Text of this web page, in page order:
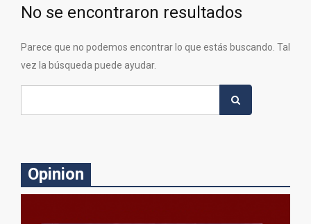
No se encontraron resultados
Parece que no podemos encontrar lo que estás buscando. Tal
vez la búsqueda puede ayudar.
Opinion